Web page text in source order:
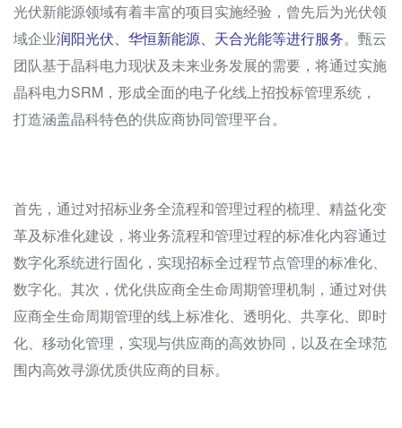
光伏新能源领域有着丰富的项目实施经验，曾先后为光伏领
域企业润阳光伏、华恒新能源、天合光能等进行服务。甄云
团队基于晶科电力现状及未来业务发展的需要，将通过实施
晶科电力SRM，形成全面的电子化线上招投标管理系统，
打造涵盖晶科特色的供应商协同管理平台。
首先，通过对招标业务全流程和管理过程的梳理、精益化变
革及标准化建设，将业务流程和管理过程的标准化内容通过
数字化系统进行固化，实现招标全过程节点管理的标准化、
数字化。其次，优化供应商全生命周期管理机制，通过对供
应商全生命周期管理的线上标准化、透明化、共享化、即时
化、移动化管理，实现与供应商的高效协同，以及在全球范
围内高效寻源优质供应商的目标。